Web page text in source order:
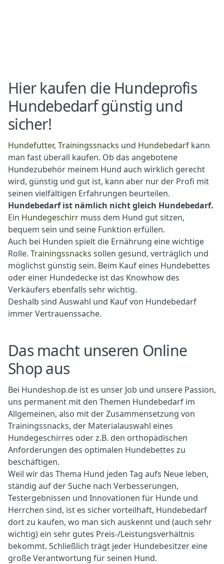
Hier kaufen die Hundeprofis
Hundebedarf günstig und
sicher!
Hundefutter, Trainingssnacks und Hundebedarf kann
man fast überall kaufen. Ob das angebotene
Hundezubehör meinem Hund auch wirklich gerecht
wird, günstig und gut ist, kann aber nur der Profi mit
seinen vielfältigen Erfahrungen beurteilen.
Hundebedarf ist nämlich nicht gleich Hundebedarf.
Ein Hundegeschirr muss dem Hund gut sitzen,
bequem sein und seine Funktion erfüllen.
Auch bei Hunden spielt die Ernährung eine wichtige
Rolle. Trainingssnacks sollen gesund, verträglich und
möglichst günstig sein. Beim Kauf eines Hundebettes
oder einer Hundedecke ist das Knowhow des
Verkäufers ebenfalls sehr wichtig.
Deshalb sind Auswahl und Kauf von Hundebedarf
immer Vertrauenssache.
Das macht unseren Online
Shop aus
Bei Hundeshop.de ist es unser Job und unsere Passion,
uns permanent mit den Themen Hundebedarf im
Allgemeinen, also mit der Zusammensetzung von
Trainingssnacks, der Materialauswahl eines
Hundegeschirres oder z.B. den orthopädischen
Anforderungen des optimalen Hundebettes zu
beschäftigen.
Weil wir das Thema Hund jeden Tag aufs Neue leben,
ständig auf der Suche nach Verbesserungen,
Testergebnissen und Innovationen für Hunde und
Herrchen sind, ist es sicher vorteilhaft, Hundebedarf
dort zu kaufen, wo man sich auskennt und (auch sehr
wichtig) ein sehr gutes Preis-/Leistungsverhältnis
bekommt. Schließlich trägt jeder Hundebesitzer eine
große Verantwortung für seinen Hund.